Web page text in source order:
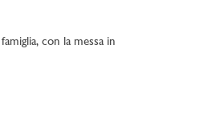
con la messa in